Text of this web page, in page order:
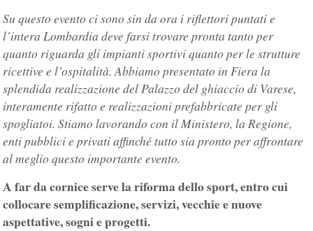
Su questo evento ci sono sin da ora i riflettori puntati e
l’intera Lombardia deve farsi trovare pronta tanto per
quanto riguarda gli impianti sportivi quanto per le strutture
ricettive e l’ospitalità. Abbiamo presentato in Fiera la
splendida realizzazione del Palazzo del ghiaccio di Varese,
interamente rifatto e realizzazioni prefabbricate per gli
spogliatoi. Stiamo lavorando con il Ministero, la Regione,
enti pubblici e privati affinché tutto sia pronto per affrontare
al meglio questo importante evento.
A far da cornice serve la riforma dello sport, entro cui
collocare semplificazione, servizi, vecchie e nuove
aspettative, sogni e progetti.